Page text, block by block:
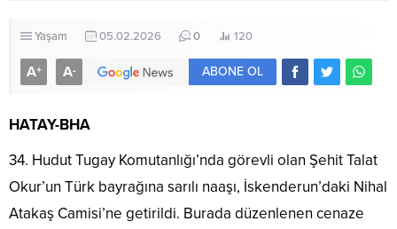
Yaşam 05.02.2026 0 120
A+ A- ABONE OL
HATAY-BHA
34. Hudut Tugay Komutanlığı’nda görevli olan Şehit Talat
Okur’un Türk bayrağına sarılı naaşı, İskenderun’daki Nihal
Atakaş Camisi’ne getirildi. Burada düzenlenen cenaze